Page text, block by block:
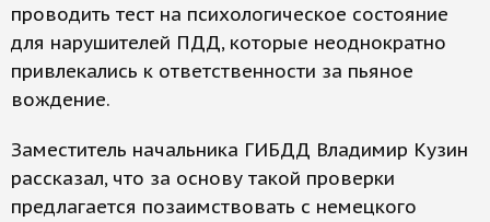
проводить тест на психологическое состояние
для нарушителей ПДД, которые неоднократно
привлекались к ответственности за пьяное
вождение.
Заместитель начальника ГИБДД Владимир Кузин
рассказал, что за основу такой проверки
предлагается позаимствовать с немецкого